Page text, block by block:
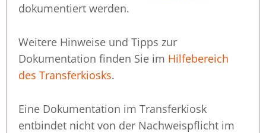
dokumentiert werden.
Weitere Hinweise und Tipps zur
Dokumentation finden Sie im Hilfebereich
des Transferkiosks.
Eine Dokumentation im Transferkiosk
entbindet nicht von der Nachweispflicht im